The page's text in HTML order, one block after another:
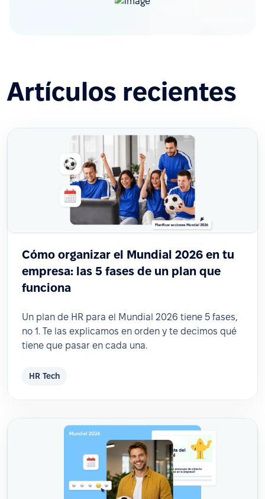
Artículos recientes
Cómo organizar el Mundial 2026 en tu
empresa: las 5 fases de un plan que
funciona
Un plan de HR para el Mundial 2026 tiene 5 fases,
no 1. Te las explicamos en orden y te decimos qué
tiene que pasar en cada una.
HR Tech